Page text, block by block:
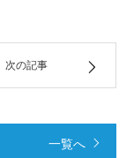
次の記事
一覧へ